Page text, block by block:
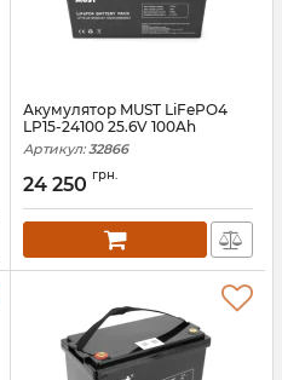
Акумулятор MUST LiFePO4
LP15-24100 25.6V 100Ah
Артикул: 32866
24 250 грн.